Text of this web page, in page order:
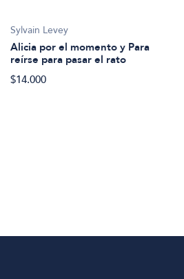
Sylvain Levey
Alicia por el momento y Para
reírse para pasar el rato
$14.000